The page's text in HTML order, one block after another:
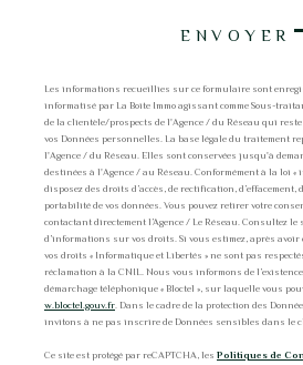
ENVOYER
Les informations recueillies sur ce formulaire sont
informatisé par La Boite Immo agissant comme Sous-
de la clientèle/prospects de l'Agence / du Réseau qui
vos Données personnelles. La base légale du traitement
l'Agence / du Réseau. Elles sont conservées jusqu'à
destinées à l'Agence / au Réseau. Conformément à la loi «
disposez des droits d’accès, de rectification, d’effacement,
portabilité de vos données. Vous pouvez retirer votre
contactant directement l’Agence / Le Réseau. Consultez le
d’informations sur vos droits. Si vous estimez, après avoir
vos droits « Informatique et Libertés » ne sont pas
réclamation à la CNIL. Nous vous informons de
démarchage téléphonique « Bloctel », sur laquelle vous
w.bloctel.gouv.fr . Dans le cadre de la protection des
invitons à ne pas inscrire de Données sensibles dans le
Ce site est protégé par reCAPTCHA, les Politiques de